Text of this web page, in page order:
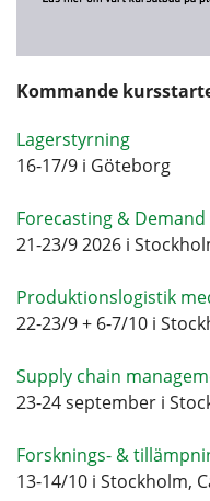
Kommande
Lagerstyrning
16-17/9 i Göteborg
Forecasting & Demand
21-23/9 2026 i
Produktionslogistik
22-23/9 + 6-7/10 i
Supply chain
23-24 september i
Forsknings- &
13-14/10 i Stockholm,